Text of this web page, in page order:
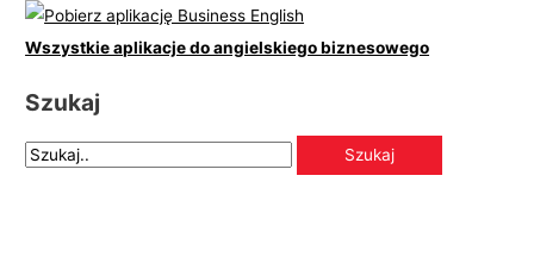
Wszystkie aplikacje do angielskiego biznesowego
Szukaj